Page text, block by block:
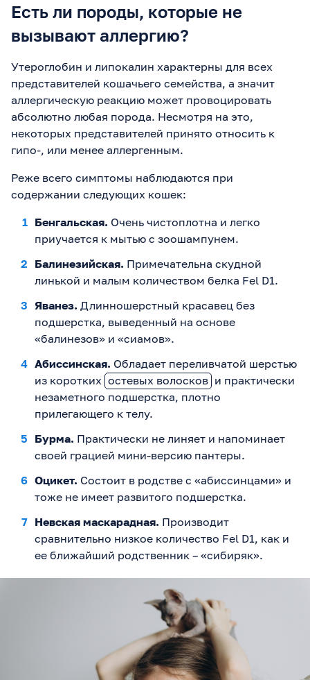
Есть ли породы, которые не
вызывают аллергию?
Утероглобин и липокалин характерны для всех
представителей кошачьего семейства, а значит
аллергическую реакцию может провоцировать
абсолютно любая порода. Несмотря на это,
некоторых представителей принято относить к
гипо-, или менее аллергенным.
Реже всего симптомы наблюдаются при
содержании следующих кошек:
Бенгальская. Очень чистоплотна и легко
приучается к мытью с зоошампунем.
Балинезийская. Примечательна скудной
линькой и малым количеством белка Fel D1.
Яванез. Длинношерстный красавец без
подшерстка, выведенный на основе
«балинезов» и «сиамов».
Абиссинская. Обладает переливчатой шерстью
из коротких остевых волосков и практически
незаметного подшерстка, плотно
прилегающего к телу.
Бурма. Практически не линяет и напоминает
своей грацией мини-версию пантеры.
Оцикет. Состоит в родстве с «абиссинцами» и
тоже не имеет развитого подшерстка.
Невская маскарадная. Производит
сравнительно низкое количество Fel D1, как и
ее ближайший родственник – «сибиряк».